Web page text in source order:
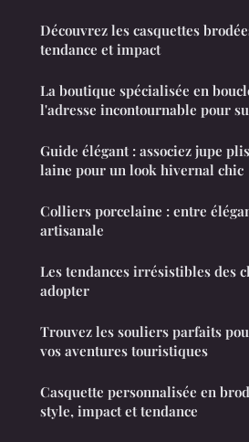
Découvrez les casquettes
tendance et impact
La boutique spécialisée en
l'adresse incontournable pour
Guide élégant : associez jupe
laine pour un look hivernal chic
Colliers porcelaine : entre
artisanale
Les tendances irrésistibles des
adopter
Trouvez les souliers parfaits
vos aventures touristiques
Casquette personnalisée en
style, impact et tendance